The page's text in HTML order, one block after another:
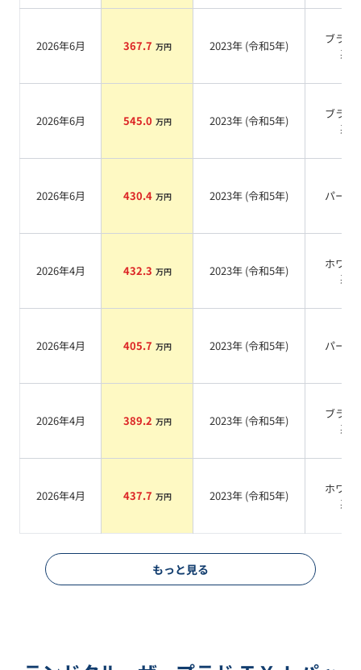
2026年6月 367.7 万円 2023年 (令和5年)
ブラッ
系
2026年6月 545.0 万円 2023年 (令和5年)
ブラッ
系
2026年6月 430.4 万円 2023年 (令和5年) パール
2026年4月 432.3 万円 2023年 (令和5年)
ホワイ
系
2026年4月 405.7 万円 2023年 (令和5年) パール
2026年4月 389.2 万円 2023年 (令和5年)
ブラッ
系
2026年4月 437.7 万円 2023年 (令和5年)
ホワイ
系
もっと見る